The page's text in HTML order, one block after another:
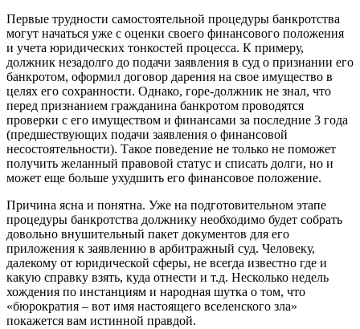
Первые трудности самостоятельной процедуры банкротства
могут начаться уже с оценки своего финансового положения
и учета юридических тонкостей процесса. К примеру,
должник незадолго до подачи заявления в суд о признании его
банкротом, оформил договор дарения на свое имущество в
целях его сохранности. Однако, горе-должник не знал, что
перед признанием гражданина банкротом проводятся
проверки с его имуществом и финансами за последние 3 года
(предшествующих подачи заявления о финансовой
несостоятельности). Такое поведение не только не поможет
получить желанный правовой статус и списать долги, но и
может еще больше ухудшить его финансовое положение.
Причина ясна и понятна. Уже на подготовительном этапе
процедуры банкротства должнику необходимо будет собрать
довольно внушительный пакет документов для его
приложения к заявлению в арбитражный суд. Человеку,
далекому от юридической сферы, не всегда известно где и
какую справку взять, куда отнести и т.д. Несколько недель
хождения по инстанциям и народная шутка о том, что
«бюрократия – вот имя настоящего вселенского зла»
покажется вам истинной правдой.